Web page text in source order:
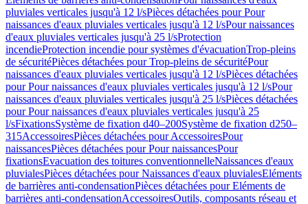
pluviales verticales jusqu'à 12 l/sPièces détachées pour Pour
naissances d'eaux pluviales verticales jusqu'à 12 l/sPour naissances
d'eaux pluviales verticales jusqu'à 25 l/sProtection
incendieProtection incendie pour systèmes d'évacuationTrop-pleins
de sécuritéPièces détachées pour Trop-pleins de sécuritéPour
naissances d'eaux pluviales verticales jusqu'à 12 l/sPièces détachées
pour Pour naissances d'eaux pluviales verticales jusqu'à 12 l/sPour
naissances d'eaux pluviales verticales jusqu'à 25 l/sPièces détachées
pour Pour naissances d'eaux pluviales verticales jusqu'à 25
l/sFixationsSystème de fixation d40–200Système de fixation d250–
315AccessoiresPièces détachées pour AccessoiresPour
naissancesPièces détachées pour Pour naissancesPour
fixationsEvacuation des toitures conventionnelleNaissances d'eaux
pluvialesPièces détachées pour Naissances d'eaux pluvialesEléments
de barrières anti-condensationPièces détachées pour Eléments de
barrières anti-condensationAccessoiresOutils, composants réseau et